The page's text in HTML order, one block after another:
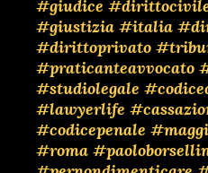
#giudice
#giustizia #italia
#dirittoprivato
#praticanteavvocato
#studiolegale
#lawyerlife
#codicepenale
#roma